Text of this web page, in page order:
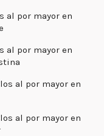
al por mayor en
al por mayor en
al por mayor en
al por mayor en